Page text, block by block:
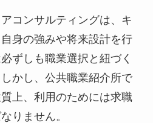
コンサルティングは、キ
身の強みや将来設計を行
ずしも職業選択と紐づく
かし、公共職業紹介所で
上、利用のためには求職
りません。